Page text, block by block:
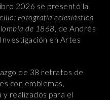
2026 se presentó la
Fotografía eclesiástica
de 1868, de Andrés
en Artes
de 38 retratos de
con emblemas,
y realizados para el